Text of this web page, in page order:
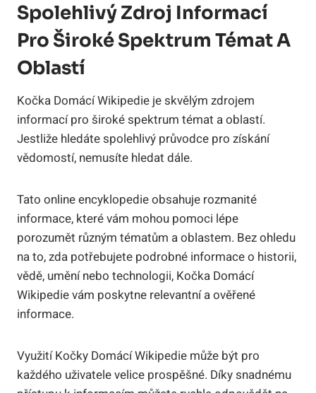
Spolehlivý Zdroj Informací
Pro Široké Spektrum Témat A
Oblastí
Kočka Domácí Wikipedie je skvělým zdrojem
informací pro široké spektrum témat a oblastí.
Jestliže hledáte spolehlivý průvodce pro získání
vědomostí, nemusíte hledat dále.
Tato online encyklopedie obsahuje rozmanité
informace, které vám mohou pomoci lépe
porozumět různým tématům a oblastem. Bez ohledu
na to, zda potřebujete podrobné informace o historii,
vědě, umění nebo technologii, Kočka Domácí
Wikipedie vám poskytne relevantní a ověřené
informace.
Využití Kočky Domácí Wikipedie může být pro
každého uživatele velice prospěšné. Díky snadnému